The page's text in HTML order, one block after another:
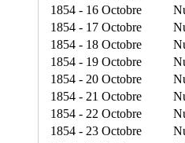
1854 - 16 Octobre
1854 - 17 Octobre
1854 - 18 Octobre
1854 - 19 Octobre
1854 - 20 Octobre
1854 - 21 Octobre
1854 - 22 Octobre
1854 - 23 Octobre